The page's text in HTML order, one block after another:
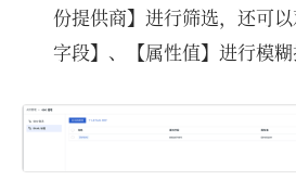
份提供商】进行筛选，还可
字段】、【属性值】进行模糊